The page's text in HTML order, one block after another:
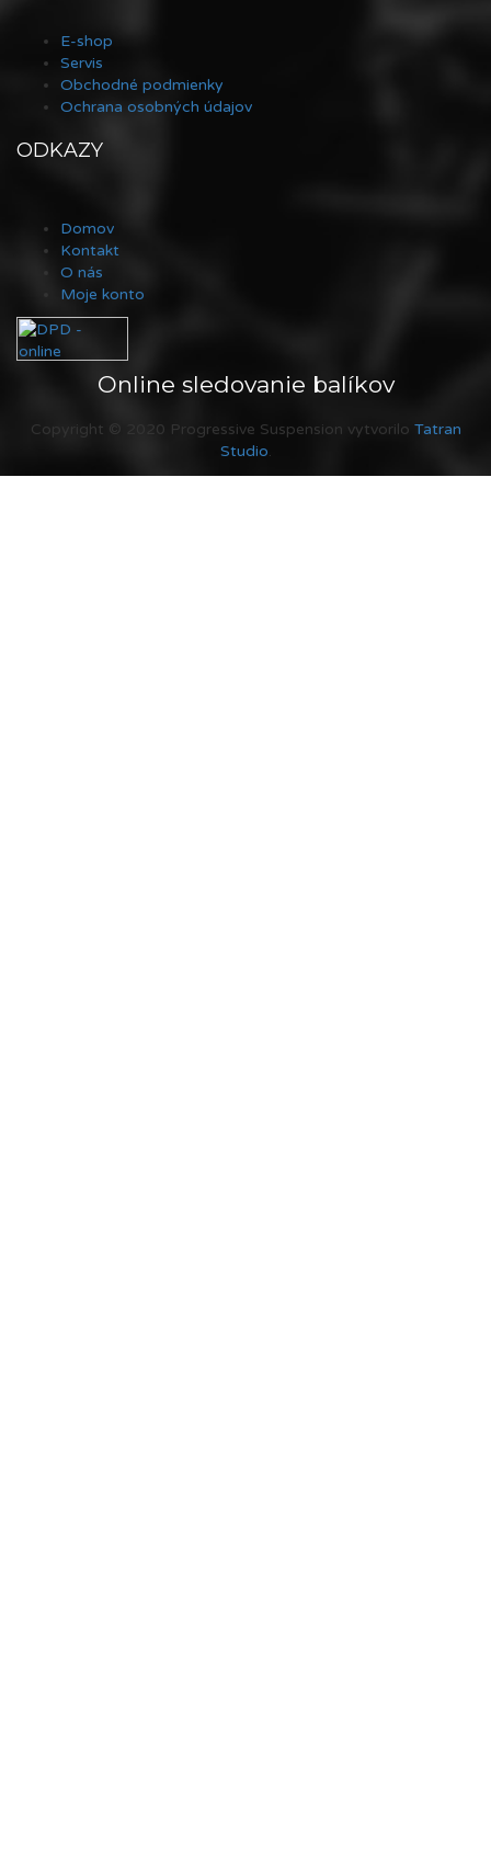
E-shop
Servis
Obchodné podmienky
Ochrana osobných údajov
ODKAZY
Domov
Kontakt
O nás
Moje konto
Online sledovanie balíkov
Copyright © 2020 Progressive Suspension vytvorilo Tatran
Studio.